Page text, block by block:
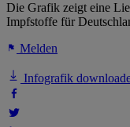
Die Grafik zeigt eine
Impfstoffe für
Melden
Infografik